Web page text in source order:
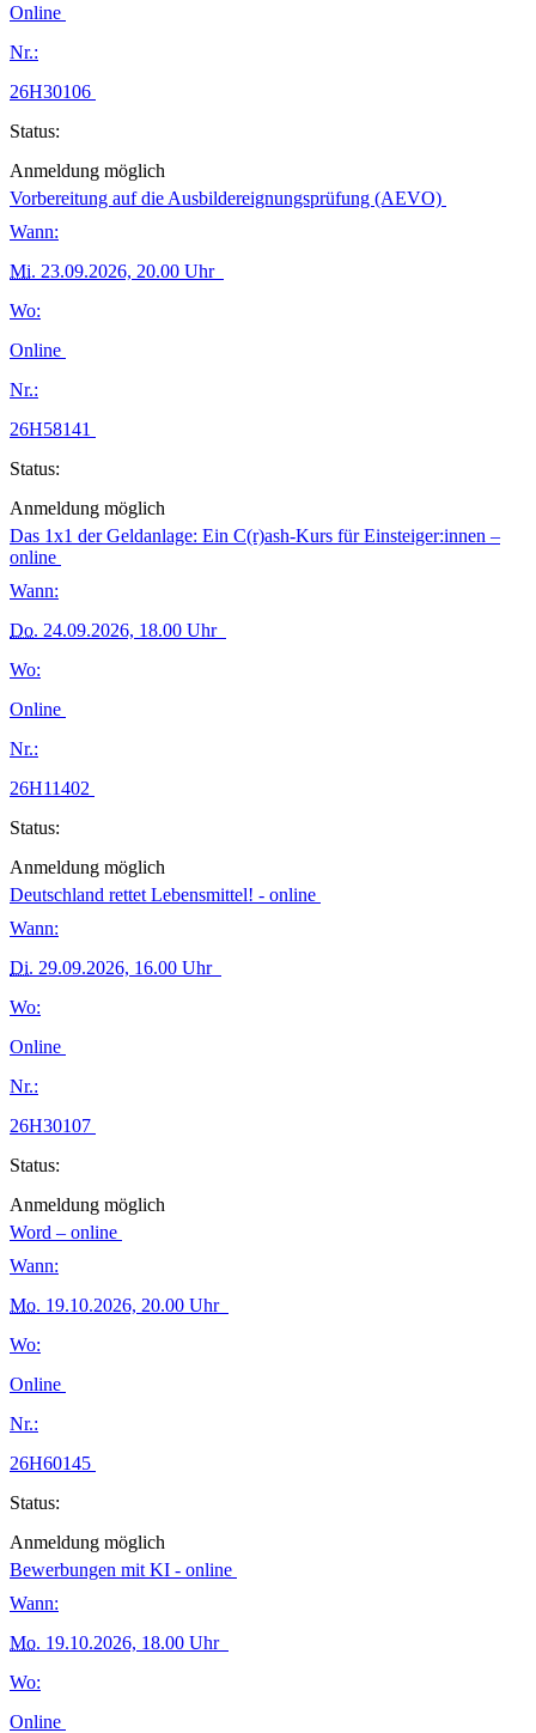
Online
Nr.:
26H30106
Status:
Anmeldung möglich
Vorbereitung auf die Ausbildereignungsprüfung (AEVO)
Wann:
Mi. 23.09.2026, 20.00 Uhr
Wo:
Online
Nr.:
26H58141
Status:
Anmeldung möglich
Das 1x1 der Geldanlage: Ein C(r)ash-Kurs für Einsteiger:innen –
online
Wann:
Do. 24.09.2026, 18.00 Uhr
Wo:
Online
Nr.:
26H11402
Status:
Anmeldung möglich
Deutschland rettet Lebensmittel! - online
Wann:
Di. 29.09.2026, 16.00 Uhr
Wo:
Online
Nr.:
26H30107
Status:
Anmeldung möglich
Word – online
Wann:
Mo. 19.10.2026, 20.00 Uhr
Wo:
Online
Nr.:
26H60145
Status:
Anmeldung möglich
Bewerbungen mit KI - online
Wann:
Mo. 19.10.2026, 18.00 Uhr
Wo:
Online